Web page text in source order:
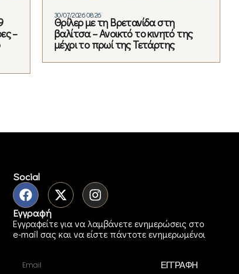
–
30/07/2026 08:26
Θρίλερ με τη Βρετανίδα στη
βαλίτσα – Ανοικτό το κινητό της
μέχρι το πρωί της Τετάρτης
Social
Εγγραφή
Εγγραφείτε για να λαμβάνετε ενημερώσεις στο
e-mail σας και να είστε πάντοτε ενημερωμένοι
ΕΓΓΡΑΦΗ